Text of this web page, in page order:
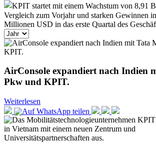
AirConsole expandiert nach Indien
Pkw und KPIT.
Weiterlesen